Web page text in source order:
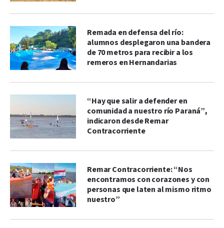
Remada en defensa del río:
alumnos desplegaron una bandera
de 70 metros para recibir a los
remeros en Hernandarias
“Hay que salir a defender en
comunidad a nuestro río Paraná”,
indicaron desde Remar
Contracorriente
Remar Contracorriente: “Nos
encontramos con corazones y con
personas que laten al mismo ritmo
nuestro”